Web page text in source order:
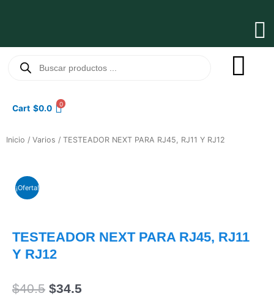
productos
Cart $0.0 0
Inicio / Varios / TESTEADOR NEXT PARA RJ45, RJ11 Y RJ12
¡Oferta!
TESTEADOR NEXT PARA RJ45, RJ11
Y RJ12
$40.5 El
$34.5